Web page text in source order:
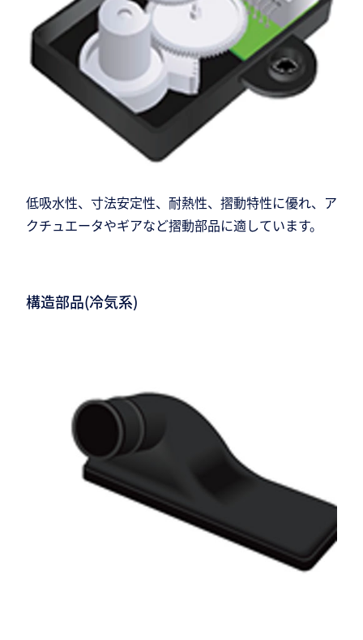
低吸水性、寸法安定性、耐熱性、摺動特性に優れ、ア
クチュエータやギアなど摺動部品に適しています。
構造部品(冷気系)